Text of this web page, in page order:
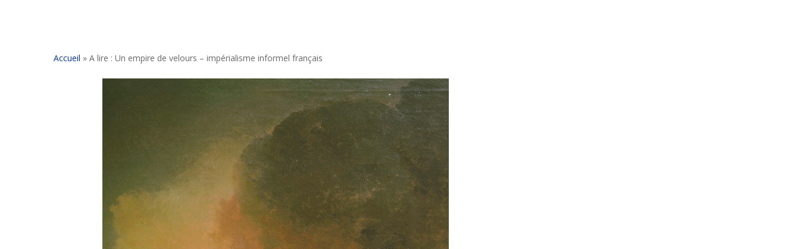
Accueil » A lire : Un empire de velours – impérialisme informel français